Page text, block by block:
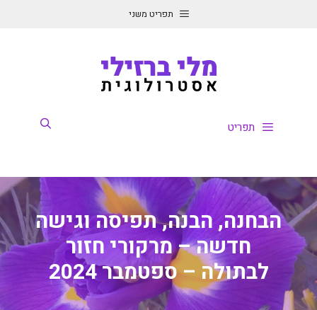
תפריט משני
תפריט
הבחנה, הבנה, תפיסה וגישה
חדשה – מרקורי חזור
לבתולה – ספטמבר 2024